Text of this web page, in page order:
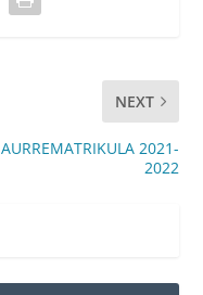
NEXT
AURREMATRIKULA 2021-
2022